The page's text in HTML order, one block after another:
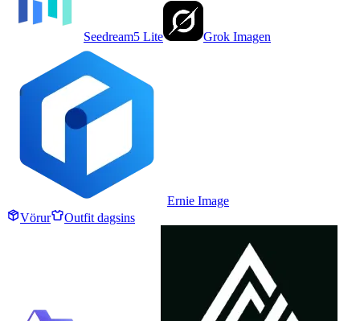
Seedream5 Lite Grok Imagen
Ernie Image
Vörur
Outfit dagsins